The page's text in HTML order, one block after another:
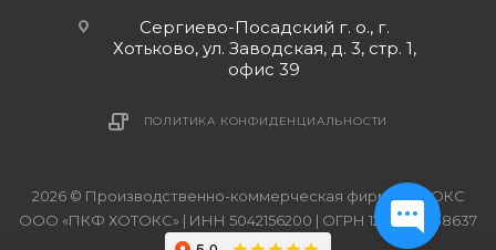
Сергиево-Посадский г. о., г.
Хотьково, ул. Заводская, д. 3, стр. 1,
офис 39
ПОЛИТИКА КОНФИДЕНЦИАЛЬНОСТИ
2026 © Производственно-коммерческая фирма ХОТОКС
ООО «ПКФ ХОТОКС» | ИНН 5042156200 | ОГРН 1215000038637